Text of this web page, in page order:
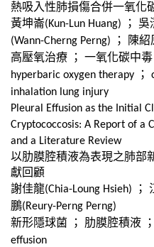
熱吸入性肺損傷合併一氧化
黃坤崙(Kun-Lun Huang) ； 吳
(Wann-Cherng Perng) ； 陳紹
高壓氧治療 ； 一氧化碳中毒
hyperbaric oxygen therapy ；
inhalation lung injury
Pleural Effusion as the Initial
Cryptococcosis: A Report of a
and a Literature Review
以肋膜腔積液為表現之肺部
獻回顧
謝佳龍(Chia-Loung Hsieh) ；
鵬(Reury-Perng Perng)
新形隱球菌 ； 肋膜腔積液 ；
effusion